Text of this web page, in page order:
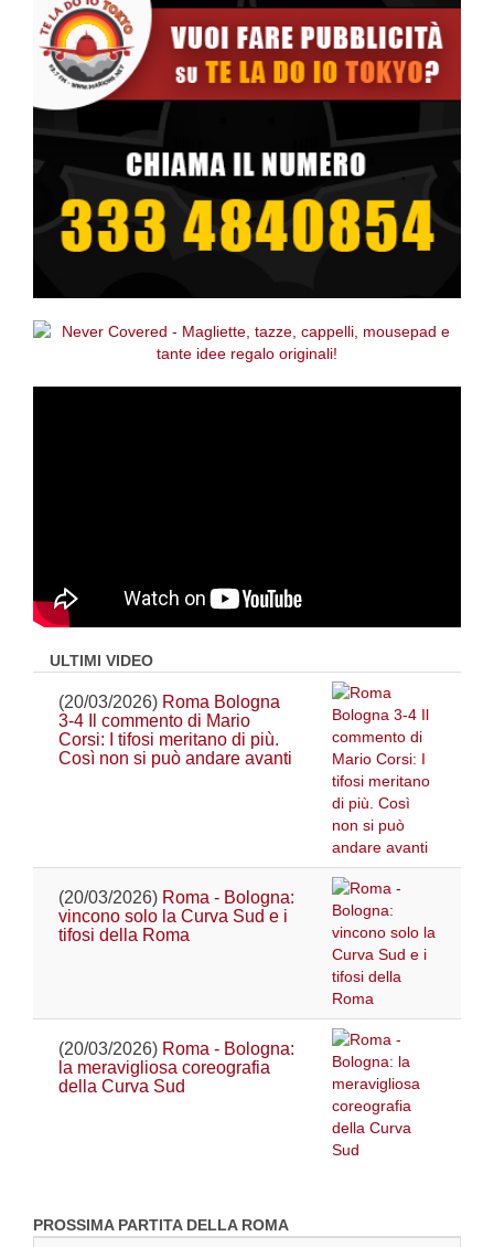
ULTIMI VIDEO
(20/03/2026) Roma Bologna
3-4 Il commento di Mario
Corsi: I tifosi meritano di più.
Così non si può andare avanti
(20/03/2026) Roma - Bologna:
vincono solo la Curva Sud e i
tifosi della Roma
(20/03/2026) Roma - Bologna:
la meravigliosa coreografia
della Curva Sud
PROSSIMA PARTITA DELLA ROMA